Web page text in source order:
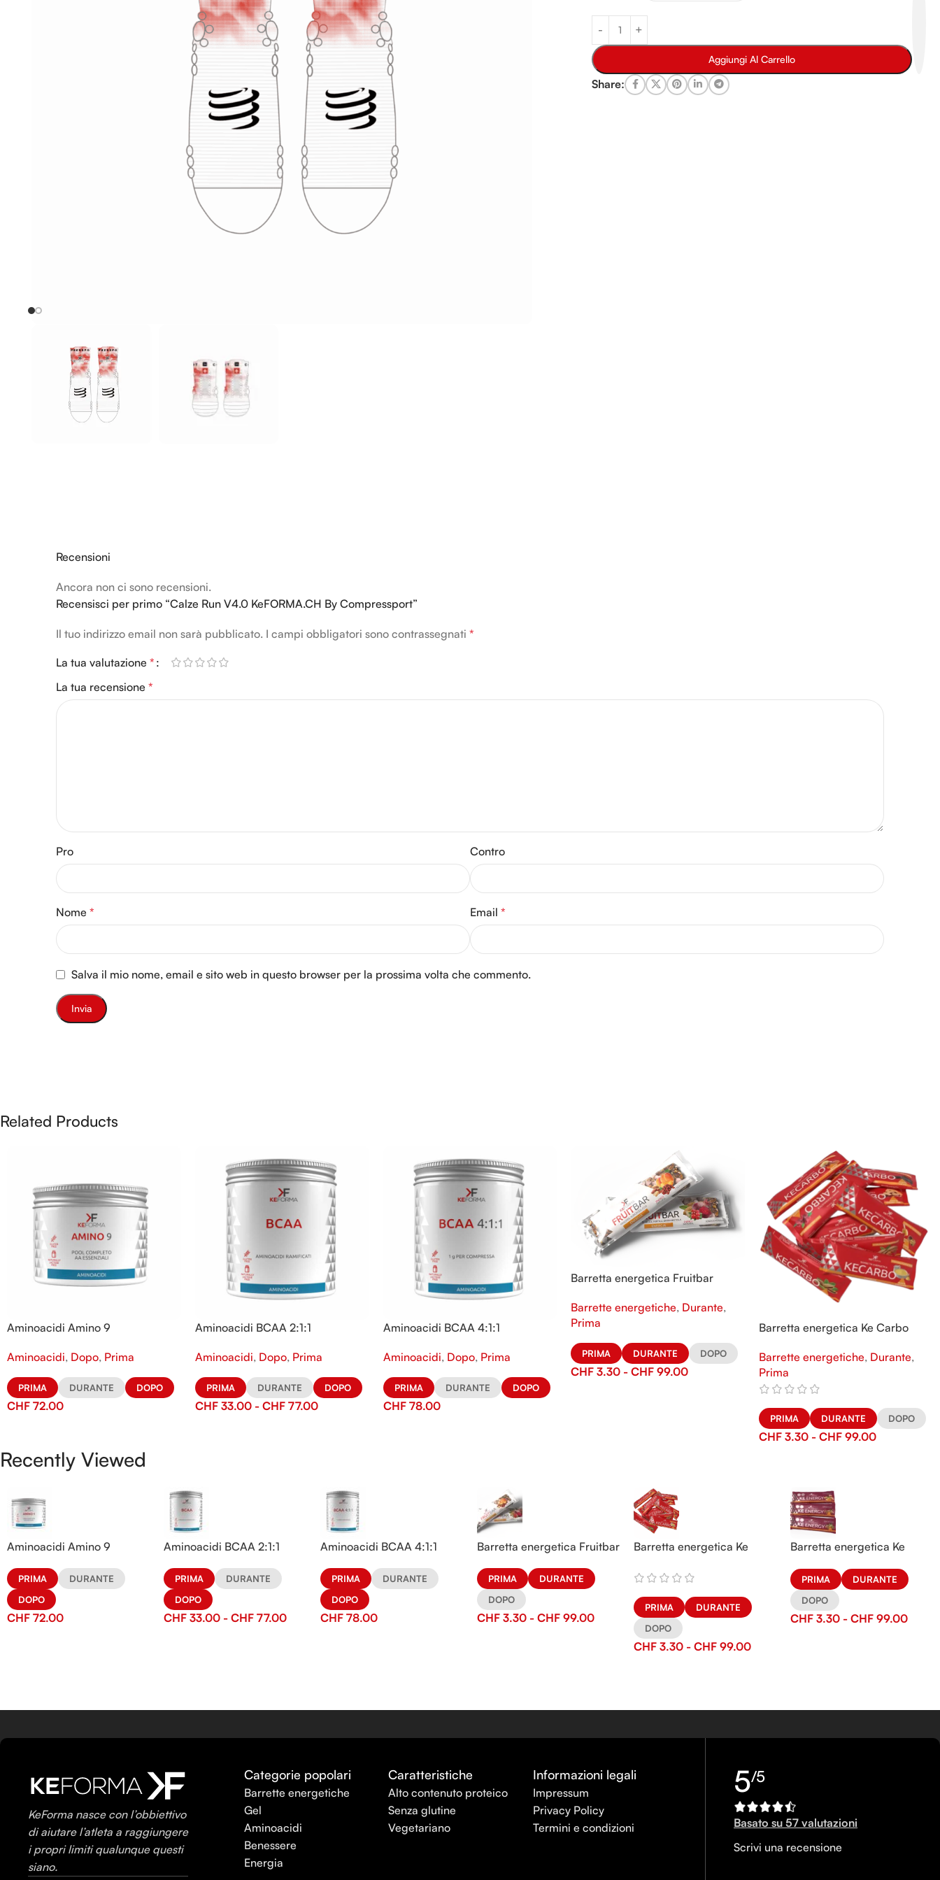
Aggiungi Al Carrello
Share:
Recensioni
Ancora non ci sono recensioni.
Recensisci per primo “Calze Run V4.0 KeFORMA.CH By Compressport”
Il tuo indirizzo email non sarà pubblicato. I campi obbligatori sono contrassegnati *
La tua valutazione *
La tua recensione *
Pro Contro
Nome * Email *
Salva il mio nome, email e sito web in questo browser per la prossima volta che commento.
Alternative:
Related Products
Aminoacidi Amino 9
Aminoacidi, Dopo, Prima
PRIMA DURANTE DOPO
CHF 72.00
Aminoacidi BCAA 2:1:1
Aminoacidi, Dopo, Prima
PRIMA DURANTE DOPO
CHF33.00 - CHF77.00
Aminoacidi BCAA 4:1:1
Aminoacidi, Dopo, Prima
PRIMA DURANTE DOPO
CHF78.00
Barretta energetica Fruitbar
Barrette energetiche, Durante,
Prima
PRIMA DURANTE DOPO
CHF 3.30 - CHF 99.00
Barretta energetica Ke Carbo
Barrette energetiche, Durante,
Prima
PRIMA DURANTE DOPO
CHF 3.30 - CHF 99.00
Recently Viewed
Aminoacidi Amino 9
PRIMA
DURANTE
DOPO
CHF 72.00
Aminoacidi BCAA 2:1:1
PRIMA
DURANTE
DOPO
CHF 33.00 - CHF 77.00
Aminoacidi BCAA 4:1:1
PRIMA
DURANTE
DOPO
CHF 78.00
Barretta energetica Fruitbar
PRIMA
DURANTE
DOPO
CHF 3.30 - CHF 99.00
Barretta energetica Ke
PRIMA
DURANTE
DOPO
CHF 3.30 - CHF 99.00
Barretta energetica Ke
PRIMA
DURANTE
DOPO
CHF 3.30 - CHF 99.00
KeForma nasce con l’obbiettivo
di aiutare l’atleta a raggiungere
i propri limiti qualunque questi
siano.
Categorie popolari
Barrette energetiche
Gel
Aminoacidi
Benessere
Energia
Caratteristiche
Alto contenuto proteico
Senza glutine
Vegetariano
Informazioni legali
Impressum
Privacy Policy
Termini e condizioni
5/5
Basato su 57 valutazioni
Scrivi una recensione